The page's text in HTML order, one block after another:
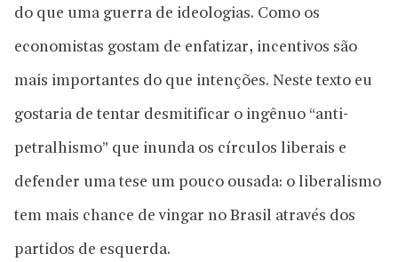
do que uma guerra de ideologias. Como os
economistas gostam de enfatizar, incentivos são
mais importantes do que intenções. Neste texto eu
gostaria de tentar desmitificar o ingênuo “anti-
petralhismo” que inunda os círculos liberais e
defender uma tese um pouco ousada: o liberalismo
tem mais chance de vingar no Brasil através dos
partidos de esquerda.